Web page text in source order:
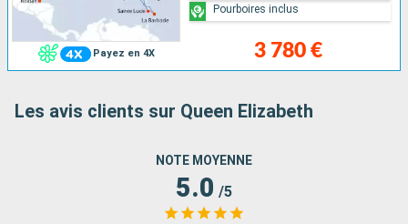
Payez en 4X 3 780 €
Pourboires inclus
Les avis clients sur Queen Elizabeth
NOTE MOYENNE
5.0 /5